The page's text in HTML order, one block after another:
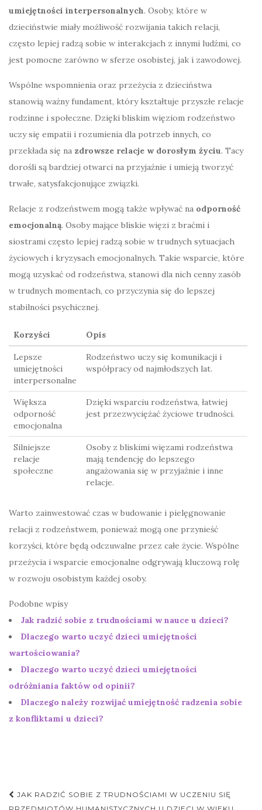
umiejętności interpersonalnych. Osoby, które w
dzieciństwie miały możliwość rozwijania takich relacji,
często lepiej radzą sobie w interakcjach z innymi ludźmi, co
jest pomocne zarówno w sferze osobistej, jak i zawodowej.
Wspólne wspomnienia oraz przeżycia z dzieciństwa
stanowią ważny fundament, który kształtuje przyszłe relacje
rodzinne i społeczne. Dzięki bliskim więziom rodzeństwo
uczy się empatii i rozumienia dla potrzeb innych, co
przekłada się na zdrowsze relacje w dorosłym życiu. Tacy
dorośli są bardziej otwarci na przyjaźnie i umieją tworzyć
trwałe, satysfakcjonujące związki.
Relacje z rodzeństwem mogą także wpływać na odporność
emocjonalną. Osoby mające bliskie więzi z braćmi i
siostrami często lepiej radzą sobie w trudnych sytuacjach
życiowych i kryzysach emocjonalnych. Takie wsparcie, które
mogą uzyskać od rodzeństwa, stanowi dla nich cenny zasób
w trudnych momentach, co przyczynia się do lepszej
stabilności psychicznej.
Korzyści Opis
Lepsze
umiejętności
interpersonalne
Rodzeństwo uczy się komunikacji i
współpracy od najmłodszych lat.
Większa
odporność
emocjonalna
Dzięki wsparciu rodzeństwa, łatwiej
jest przezwyciężać życiowe trudności.
Silniejsze
relacje
społeczne
Osoby z bliskimi więzami rodzeństwa
mają tendencję do lepszego
angażowania się w przyjaźnie i inne
relacje.
Warto zainwestować czas w budowanie i pielęgnowanie
relacji z rodzeństwem, ponieważ mogą one przynieść
korzyści, które będą odczuwalne przez całe życie. Wspólne
przeżycia i wsparcie emocjonalne odgrywają kluczową rolę
w rozwoju osobistym każdej osoby.
Podobne wpisy
Jak radzić sobie z trudnościami w nauce u dzieci?
Dlaczego warto uczyć dzieci umiejętności
wartościowania?
Dlaczego warto uczyć dzieci umiejętności
odróżniania faktów od opinii?
Dlaczego należy rozwijać umiejętność radzenia sobie
z konfliktami u dzieci?
Nawigacja
JAK RADZIĆ SOBIE Z TRUDNOŚCIAMI W UCZENIU SIĘ
PRZEDMIOTÓW HUMANISTYCZNYCH U DZIECI W WIEKU